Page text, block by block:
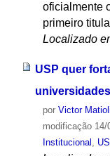
oficialmente
primeiro
Localizado
USP quer
por Victor Matioli
modificação14/
Institucional